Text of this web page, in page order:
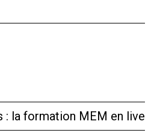
: la formation MEM en live